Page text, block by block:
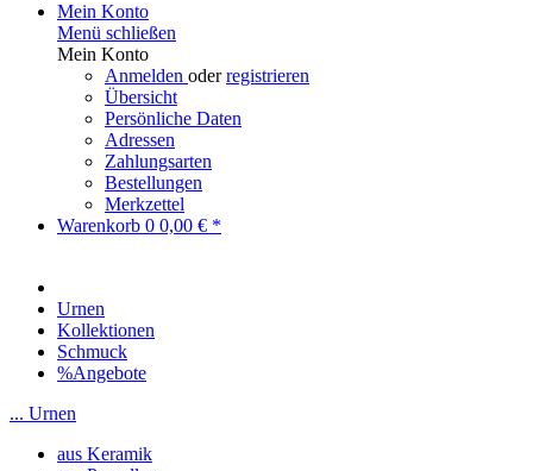
Mein Konto
Menü schließen
Mein Konto
Anmelden oderregistrieren
Übersicht
Persönliche Daten
Adressen
Zahlungsarten
Bestellungen
Merkzettel
Warenkorb 0 0,00 € *
Urnen
Kollektionen
Schmuck
%Angebote
... Urnen
aus Keramik